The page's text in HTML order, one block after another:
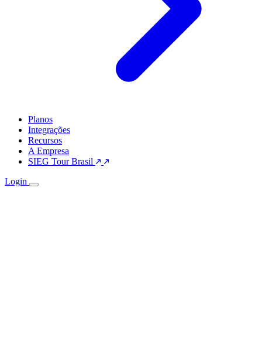
Planos
Integrações
Recursos
A Empresa
SIEG Tour Brasil
Login